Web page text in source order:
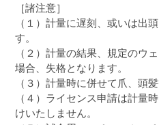
［諸注意］
（１）計量に遅刻、或いは出
す。
（２）計量の結果、規定のウ
場合、失格となります。
（３）計量時に併せて爪、頭
（４）ライセンス申請は計量
けいたしません。